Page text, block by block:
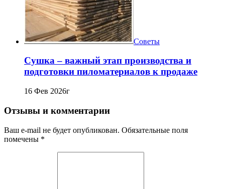
Советы
Сушка – важный этап производства и
подготовки пиломатериалов к продаже
16 Фев 2026г
Отзывы и комментарии
Ваш e-mail не будет опубликован. Обязательные поля
помечены *